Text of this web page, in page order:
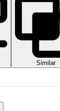
Similar